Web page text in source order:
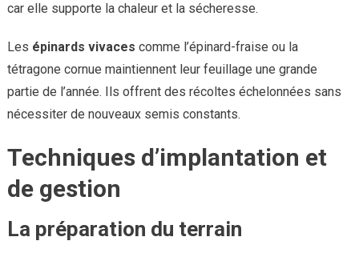
car elle supporte la chaleur et la sécheresse.
Les épinards vivaces comme l’épinard-fraise ou la
tétragone cornue maintiennent leur feuillage une grande
partie de l’année. Ils offrent des récoltes échelonnées sans
nécessiter de nouveaux semis constants.
Techniques d’implantation et
de gestion
La préparation du terrain